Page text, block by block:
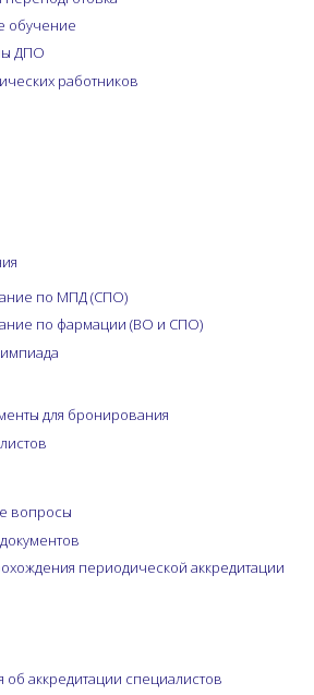
обучение
ДПО
работников
по МПД (СПО)
по фармации (ВО и СПО)
для бронирования
вопросы
периодической аккредитации
аккредитации специалистов